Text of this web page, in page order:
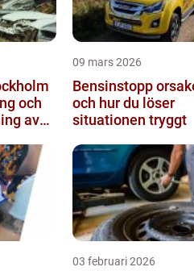
och
av
09 mars 2026
Bensinstopp orsaker, risker
och hur du löser
situationen tryggt
03 februari 2026